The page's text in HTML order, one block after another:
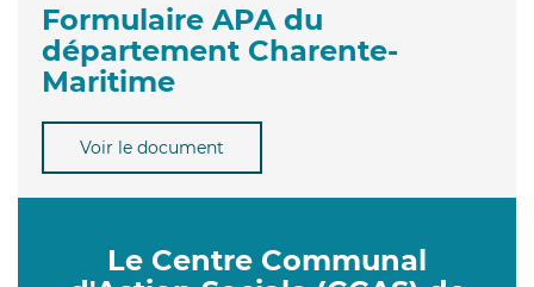
Formulaire APA du
département Charente-
Maritime
Voir le document
Le Centre Communal